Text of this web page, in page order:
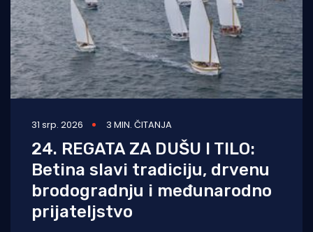
31 srp. 2026 3 MIN. ČITANJA
24. REGATA ZA DUŠU I TILO:
Betina slavi tradiciju, drvenu
brodogradnju i međunarodno
prijateljstvo